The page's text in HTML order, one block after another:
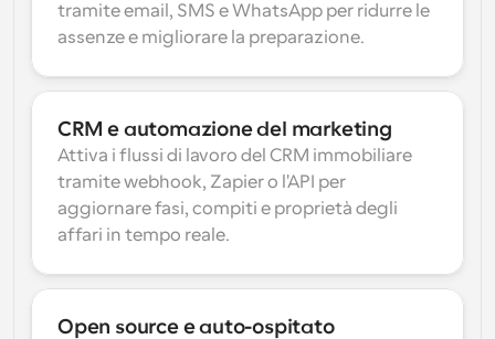
tramite email, SMS e WhatsApp per ridurre le
assenze e migliorare la preparazione.
CRM e automazione del marketing
Attiva i flussi di lavoro del CRM immobiliare
tramite webhook, Zapier o l'API per
aggiornare fasi, compiti e proprietà degli
affari in tempo reale.
Open source e auto-ospitato